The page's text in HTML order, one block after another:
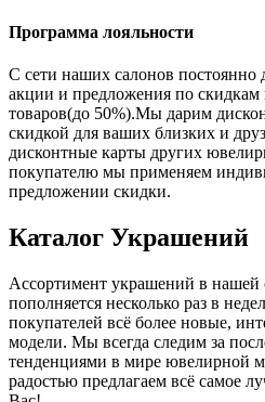
Программа лояльности
С сети наших салонов постоянно
акции и предложения по
товаров(до 50%).Мы дарим
скидкой для ваших близких и
дисконтные карты других
покупателю мы применяем
предложении скидки.
Каталог Украшений
Ассортимент украшений в нашей
пополняется несколько раз в
покупателей всё более новые,
модели. Мы всегда следим за
тенденциями в мире ювелирной
радостью предлагаем всё самое